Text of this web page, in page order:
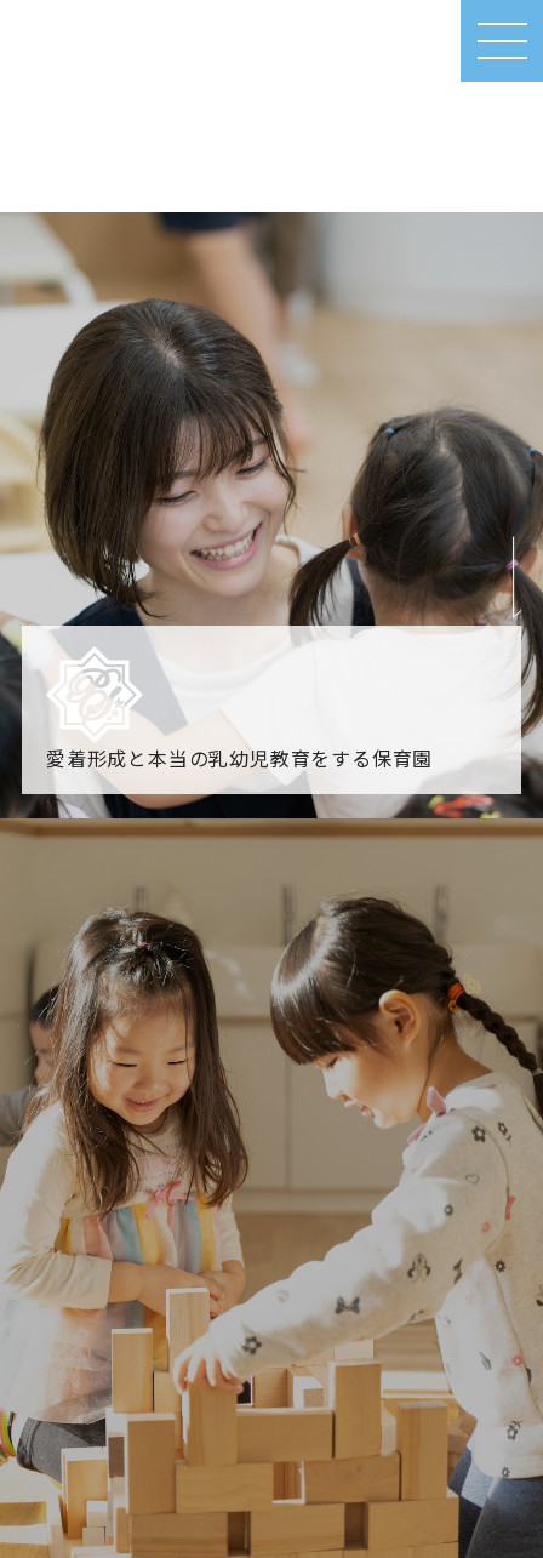
MEN
U
愛着形成と本当の乳幼児教育をする保育園
園からのお知らせ
「すくすく子育て」でリトルスター保育園が紹介されま
各園のブログ
2026.08.06 赤しそジュース作り～にじ組～2026.08.0
5 【そら組】誕生会
一覧を見る